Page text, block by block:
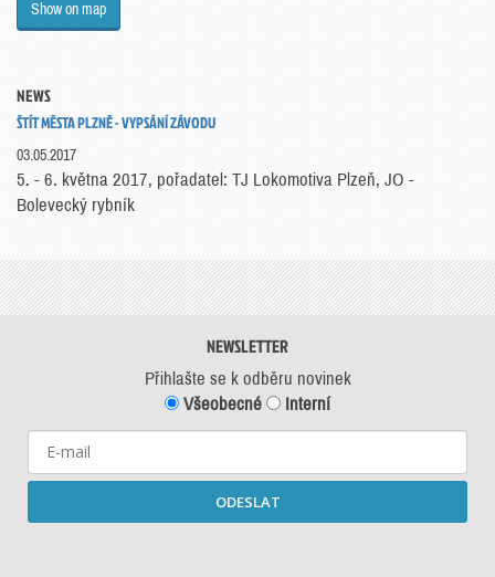
Show on map
NEWS
ŠTÍT MĚSTA PLZNĚ - VYPSÁNÍ ZÁVODU
03.05.2017
5. - 6. května 2017, pořadatel: TJ Lokomotiva Plzeň, JO -
Bolevecký rybník
NEWSLETTER
Přihlašte se k odběru novinek
Všeobecné
Interní
ODESLAT